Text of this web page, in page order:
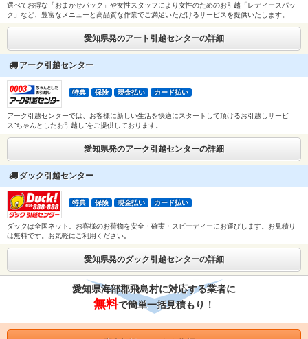
選べてお得な「おまかせパック」や女性スタッフにより女性のためのお引越「レディースパッ
ク」など、豊富なメニューと高品質な作業でご満足いただけるサービスを提供いたします。
愛知県発のアート引越センターの詳細
アーク引越センター
特典 保険 現金払い カード払い
アーク引越センターでは、お客様に新しい生活を快適にスタートして頂けるお引越しサービ
ス”ちゃんとしたお引越し”をご提供しております。
愛知県発のアーク引越センターの詳細
ダック引越センター
特典 保険 現金払い カード払い
ダックは全国ネット。お客様のお荷物を安全・確実・スピーディーにお運びします。お見積り
は無料です。お気軽にご利用ください。
愛知県発のダック引越センターの詳細
愛知県海部郡飛島村に対応する業者に
無料で簡単一括見積もり！